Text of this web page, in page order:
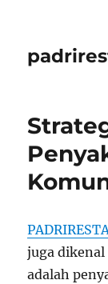
juga
adalah